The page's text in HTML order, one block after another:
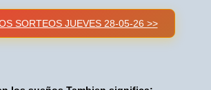
SORTEOS JUEVES 28-05-26 >>